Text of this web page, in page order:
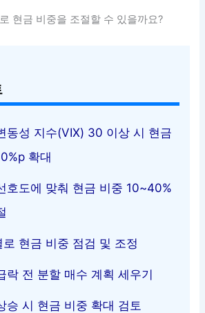
현금 비중을 조절할 수 있을까요?
동성 지수(VIX) 30 이상 시 현금
확대
호도에 맞춰 현금 비중 10~40%
로 현금 비중 점검 및 조정
락 전 분할 매수 계획 세우기
승 시 현금 비중 확대 검토